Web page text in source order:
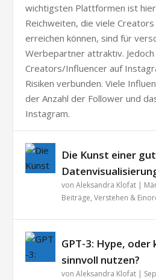
wichtigsten Plattformen ist
Reichweiten, die viele
erreichen können, sind für
Werbepartner attraktiv.
Creators/Influencer auf
Risiken verbunden. Viele
der Anzahl der Follower und
Instagram.
Die Kunst einer
vonAleksandra Klofat
Beiträge,Verstehen &
GPT-3: Hype, oder
sinnvoll nutzen?
vonAleksandra Klofat